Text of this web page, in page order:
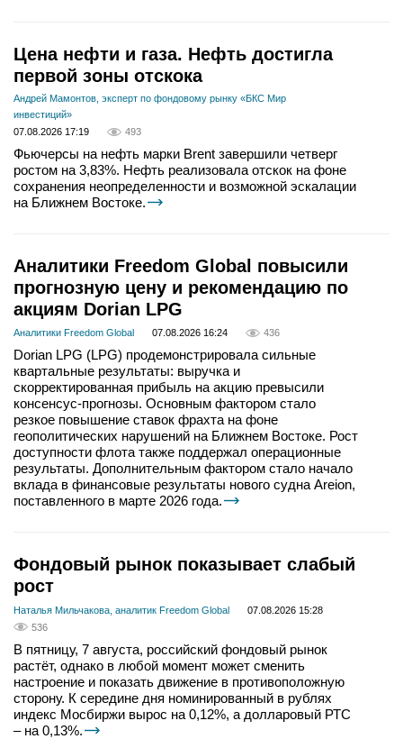
Цена нефти и газа. Нефть достигла
первой зоны отскока
Андрей Мамонтов, эксперт по фондовому рынку «БКС Мир
инвестиций»
07.08.2026 17:19
493
Фьючерсы на нефть марки Brent завершили четверг
ростом на 3,83%. Нефть реализовала отскок на фоне
сохранения неопределенности и возможной эскалации
на Ближнем Востоке.
Аналитики Freedom Global повысили
прогнозную цену и рекомендацию по
акциям Dorian LPG
Аналитики Freedom Global 07.08.2026 16:24 436
Dorian LPG (LPG) продемонстрировала сильные
квартальные результаты: выручка и
скорректированная прибыль на акцию превысили
консенсус-прогнозы. Основным фактором стало
резкое повышение ставок фрахта на фоне
геополитических нарушений на Ближнем Востоке. Рост
доступности флота также поддержал операционные
результаты. Дополнительным фактором стало начало
вклада в финансовые результаты нового судна Areion,
поставленного в марте 2026 года.
Фондовый рынок показывает слабый
рост
Наталья Мильчакова, аналитик Freedom Global
07.08.2026 15:28
536
В пятницу, 7 августа, российский фондовый рынок
растёт, однако в любой момент может сменить
настроение и показать движение в противоположную
сторону. К середине дня номинированный в рублях
индекс Мосбиржи вырос на 0,12%, а долларовый РТС
– на 0,13%.